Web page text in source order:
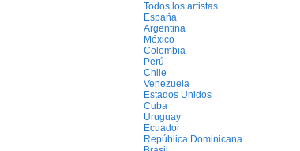
Todos los artistas
España
Argentina
México
Colombia
Perú
Chile
Venezuela
Estados Unidos
Cuba
Uruguay
Ecuador
República Dominicana